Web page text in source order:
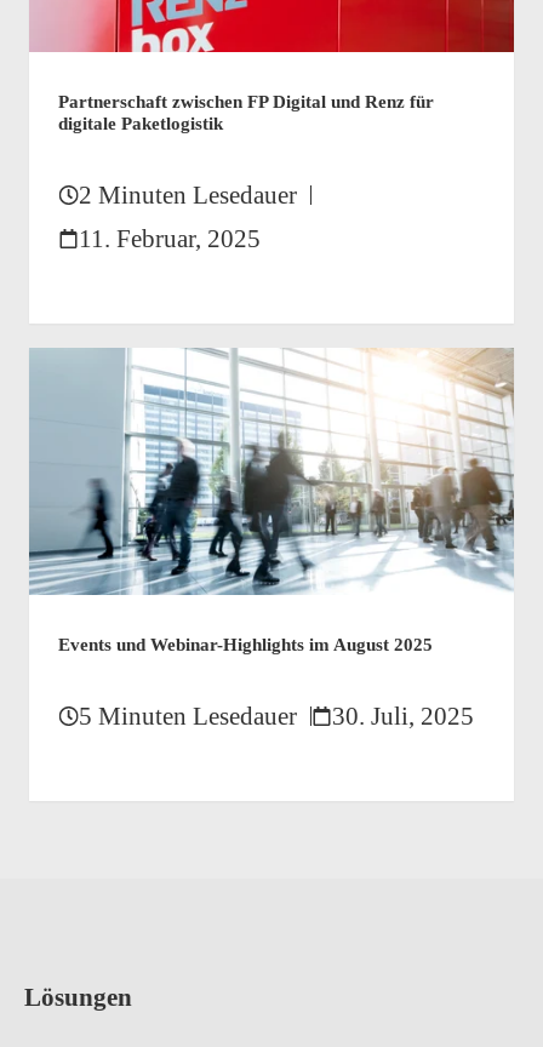
Partnerschaft zwischen FP Digital und Renz für
digitale Paketlogistik
2 Minuten Lesedauer
11. Februar, 2025
Events und Webinar-Highlights im August 2025
5 Minuten Lesedauer 30. Juli, 2025
Lösungen